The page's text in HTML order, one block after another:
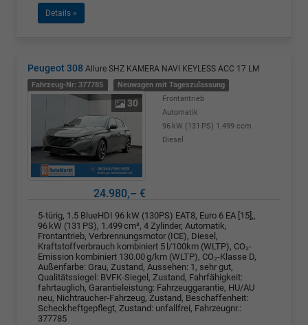
Details »
Peugeot 308 Allure SHZ KAMERA NAVI KEYLESS ACC 17 LM
Fahrzeug-Nr: 377785 Neuwagen mit Tageszulassung
30
Frontantrieb
Automatik
96 kW (131 PS) 1.499 ccm
Diesel
24.980,– €
5-türig, 1.5 BlueHDI 96 kW (130PS) EAT8, Euro 6 EA [15],,
96 kW (131 PS), 1.499 cm³, 4 Zylinder, Automatik,
Frontantrieb, Verbrennungsmotor (ICE), Diesel,
Kraftstoffverbrauch kombiniert 5 l/100km (WLTP), CO₂-
Emission kombiniert 130.00 g/km (WLTP), CO₂-Klasse D,
Außenfarbe: Grau, Zustand, Aussehen: 1, sehr gut,
Qualitätssiegel: BVFK-Siegel, Zustand, Fahrfähigkeit:
fahrtauglich, Garantieleistung: Fahrzeuggarantie, HU/AU
neu, Nichtraucher-Fahrzeug, Zustand, Beschaffenheit:
Scheckheftgepflegt, Zustand: unfallfrei, Fahrzeugnr.:
377785